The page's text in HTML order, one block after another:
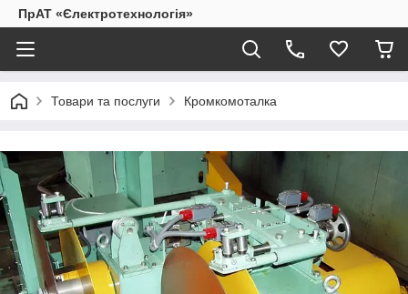
ПрАТ «Єлектротехнологія»
Товари та послуги Кромкомоталка